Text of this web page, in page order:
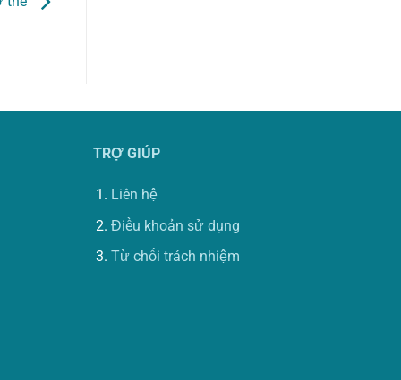
TRỢ GIÚP
Liên hệ
Điều khoản sử dụng
Từ chối trách nhiệm